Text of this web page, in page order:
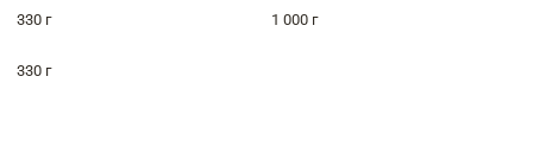
330 г 1 000 г
330 г